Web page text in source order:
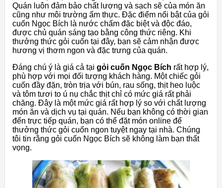
Quán luôn đảm bảo chất lượng và sạch sẽ của món ăn
cũng như môi trường ẩm thực. Đặc điểm nổi bật của gỏi
cuốn Ngọc Bích là nước chấm đặc biệt và độc đáo,
được chủ quán sáng tạo bằng công thức riêng. Khi
thưởng thức gỏi cuốn tại đây, bạn sẽ cảm nhận được
hương vị thơm ngon và đặc trưng của quán.
Đáng chú ý là giá cả tại gỏi cuốn Ngọc Bích rất hợp lý,
phù hợp với mọi đối tượng khách hàng. Một chiếc gỏi
cuốn đầy đặn, tròn trịa với bún, rau sống, thịt heo luộc
và tôm tươi to ú nụ chắc thịt chỉ có mức giá rất phải
chăng. Đây là một mức giá rất hợp lý so với chất lượng
món ăn và dịch vụ tại quán. Nếu bạn không có thời gian
đến trực tiếp quán, bạn có thể đặt món online để
thưởng thức gỏi cuốn ngon tuyệt ngay tại nhà. Chúng
tôi tin rằng gỏi cuốn Ngọc Bích sẽ không làm bạn thất
vọng.